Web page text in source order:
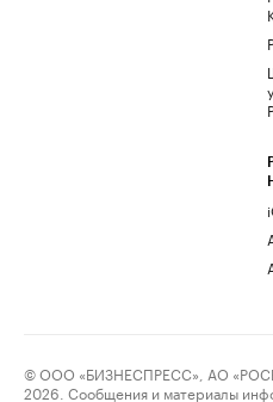
© ООО «БИЗНЕСПРЕСС», АО
2026. Сообщения и материалы